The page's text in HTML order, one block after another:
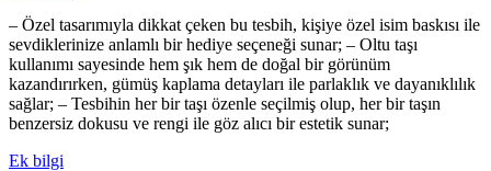
– Özel tasarımıyla dikkat çeken bu tesbih, kişiye özel isim baskısı ile
sevdiklerinize anlamlı bir hediye seçeneği sunar; – Oltu taşı
kullanımı sayesinde hem şık hem de doğal bir görünüm
kazandırırken, gümüş kaplama detayları ile parlaklık ve dayanıklılık
sağlar; – Tesbihin her bir taşı özenle seçilmiş olup, her bir taşın
benzersiz dokusu ve rengi ile göz alıcı bir estetik sunar;
Ek bilgi